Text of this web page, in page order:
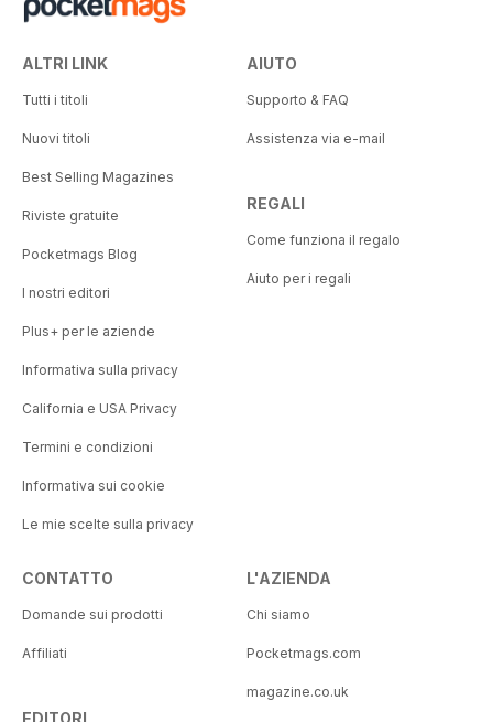
ALTRI LINK
Tutti i titoli
Nuovi titoli
Best Selling Magazines
Riviste gratuite
Pocketmags Blog
I nostri editori
Plus+ per le aziende
Informativa sulla privacy
California e USA Privacy
Termini e condizioni
Informativa sui cookie
Le mie scelte sulla privacy
AIUTO
Supporto & FAQ
Assistenza via e-mail
REGALI
Come funziona il regalo
Aiuto per i regali
CONTATTO
Domande sui prodotti
Affiliati
EDITORI
L'AZIENDA
Chi siamo
Pocketmags.com
magazine.co.uk